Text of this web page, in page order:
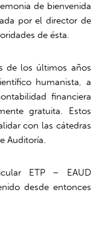
de bienvenida
por el director de
de ésta.
de los últimos años
humanista, a
financiera
gratuita. Estos
con las cátedras
Auditoría.
ETP – EAUD
desde entonces